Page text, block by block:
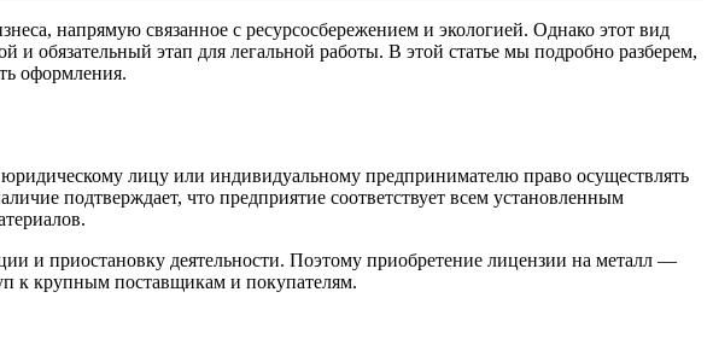
напрямую связанное с ресурсосбережением и экологией. Однако этот вид
обязательный этап для легальной работы. В этой статье мы подробно разберем,
оформления.
лицу или индивидуальному предпринимателю право осуществлять
подтверждает, что предприятие соответствует всем установленным
и приостановку деятельности. Поэтому приобретение лицензии на металл —
к крупным поставщикам и покупателям.